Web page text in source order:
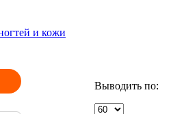
и кожи
Выводить по: